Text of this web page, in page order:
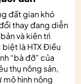
đất gian khó
thay đang diễn
và kiên trì
biệt là HTX Điều
“bà đỡ” của
thụ nông sản,
mô hình nông